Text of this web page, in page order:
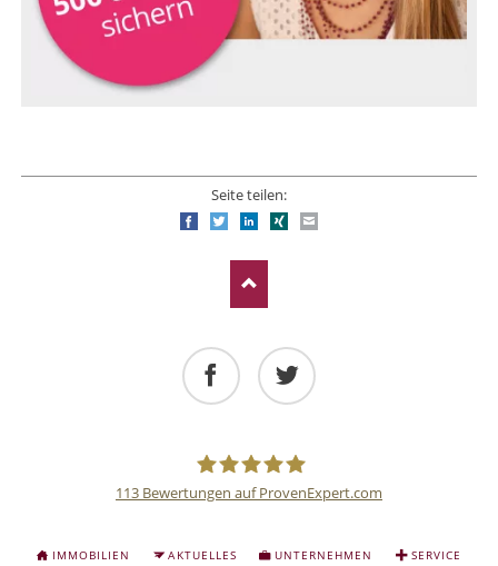
Seite teilen:
FacebookTwitterLinkedIn
Xing
113 Bewertungen auf ProvenExpert.com
NAVIGATION
IMMOBILIEN AKTUELLES UNTERNEHMEN SERVICE